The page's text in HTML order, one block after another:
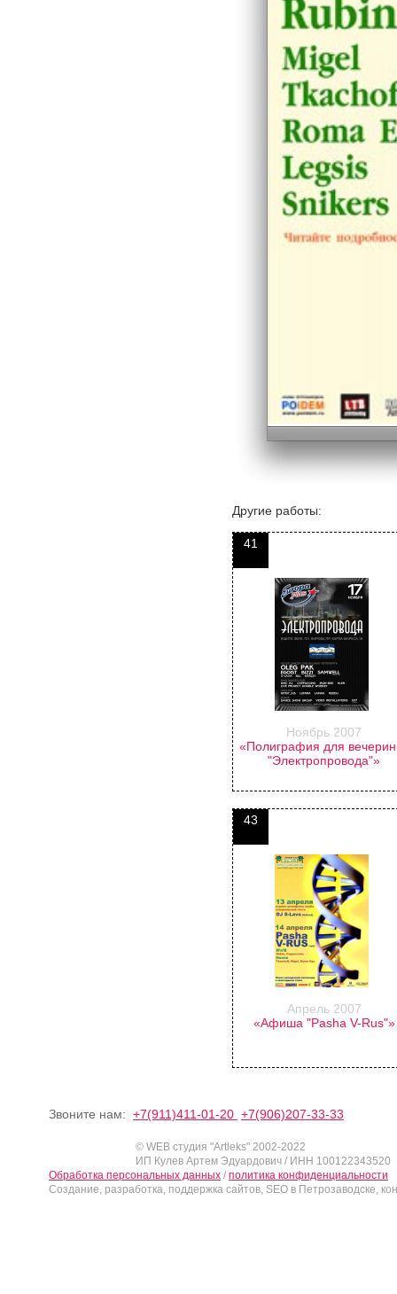
Другие работы:
41
Ноябрь 2007
«Полиграфия для
"Электропровода"»
43
Апрель 2007
«Афиша "Pasha V-Rus"»
Звоните нам: +7(911)411-01-20 +7(906)207-33-33
© WEB студия "Artleks" 2002-2022
ИП Кулев Артем Эдуардович / ИНН 100122343520
Обработка персональных данных / политика конфиденциальности
Создание, разработка, поддержка сайтов, SEO в Петрозаводске,